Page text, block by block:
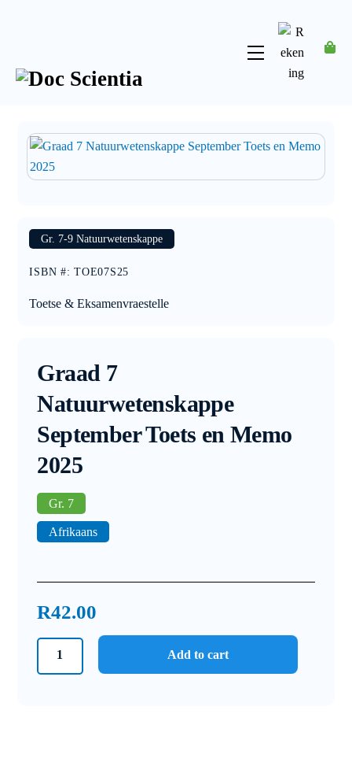
Menu
Rekening
Gr. 7-9 Natuurwetenskappe
ISBN #:TOE07S25
Toetse & Eksamenvraestelle
Graad 7
Natuurwetenskappe
September Toets en Memo
2025
Gr. 7
Afrikaans
R42.00
Graad
Add to cart